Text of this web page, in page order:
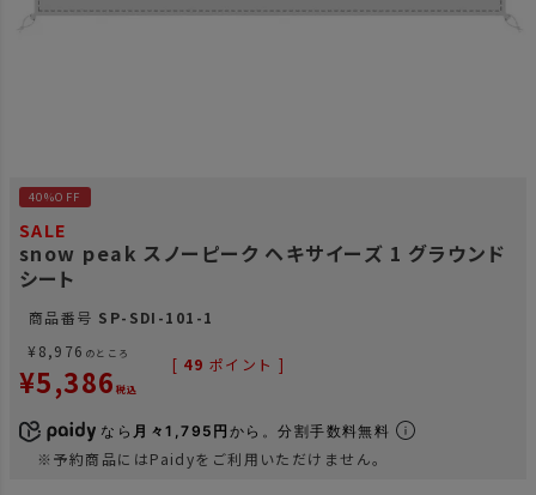
40%OFF
SALE
snow peak スノーピーク ヘキサイーズ 1 グラウンド
シート
商品番号 SP-SDI-101-1
¥ 8,976 のところ
¥5,386 税込
[ 49 ポイント ]
なら 月々1,795円 から。分割手数料無料
※予約商品にはPaidyをご利用いただけません。